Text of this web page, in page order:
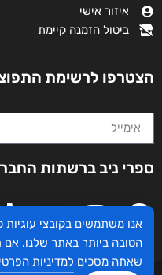
אגדות דשא
₪48
–
₪83
דיגיטלי
₪48
איזור אישי
ביטול הזמנה קיימת
הצטרפו לרשימת
ספרי ניב ברשתות
אנו משתמשים בקובצי עוגיות
הטובה ביותר באתר שלנו.
שאתה מסכים למדיניות